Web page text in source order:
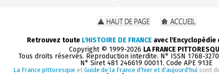
Retrouvez toute L'HISTOIRE DE FRANCE avec
Copyright © 1999-2026 LA FRANCE
Tous droits réservés. Reproduction interdite. N° ISSN 1768-
N° Siret 481 246619 00011. Code APE 913E
La France pittoresque et Guide de la France d'hier et d'aujourd'hui sont